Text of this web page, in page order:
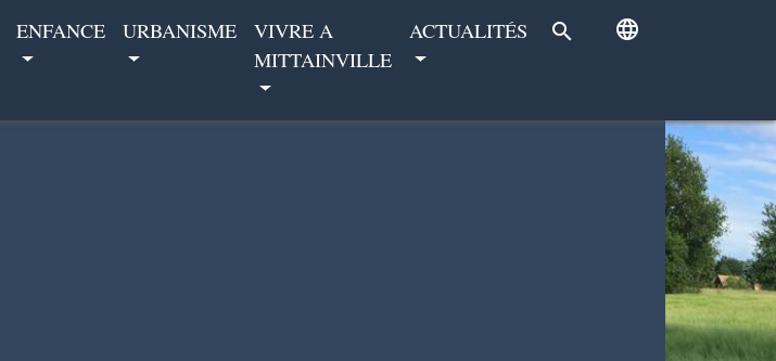
ENFANCE URBANISME
VIVRE A
MITTAINVILLE
ACTUALITÉS search language